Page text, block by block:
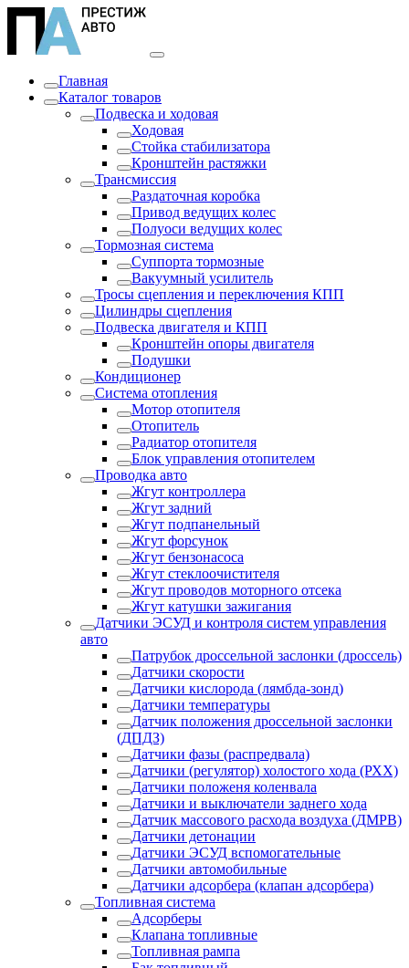
Главная
Каталог товаров
Подвеска и ходовая
Ходовая
Стойка стабилизатора
Кронштейн растяжки
Трансмиссия
Раздаточная коробка
Привод ведущих колес
Полуоси ведущих колес
Тормозная система
Суппорта тормозные
Вакуумный усилитель
Тросы сцепления и переключения КПП
Цилиндры сцепления
Подвеска двигателя и КПП
Кронштейн опоры двигателя
Подушки
Кондиционер
Система отопления
Мотор отопителя
Отопитель
Радиатор отопителя
Блок управления отопителем
Проводка авто
Жгут контроллера
Жгут задний
Жгут подпанельный
Жгут форсунок
Жгут бензонасоса
Жгут стеклоочистителя
Жгут проводов моторного отсека
Жгут катушки зажигания
Датчики ЭСУД и контроля систем управления
авто
Патрубок дроссельной заслонки (дроссель)
Датчики скорости
Датчики кислорода (лямбда-зонд)
Датчики температуры
Датчик положения дроссельной заслонки
(ДПДЗ)
Датчики фазы (распредвала)
Датчики (регулятор) холостого хода (РХХ)
Датчики положеня коленвала
Датчики и выключатели заднего хода
Датчик массового расхода воздуха (ДМРВ)
Датчики детонации
Датчики ЭСУД вспомогательные
Датчики автомобильные
Датчики адсорбера (клапан адсорбера)
Топливная система
Адсорберы
Клапана топливные
Топливная рампа